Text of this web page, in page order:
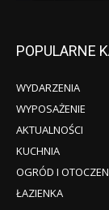
POPULARNE
WYDARZENIA
WYPOSAŻENIE
AKTUALNOŚCI
KUCHNIA
OGRÓD I
ŁAZIENKA